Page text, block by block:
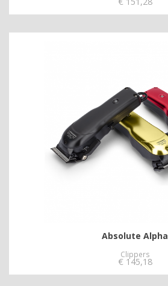
Absolute Alpha
Clippers
€ 145,18